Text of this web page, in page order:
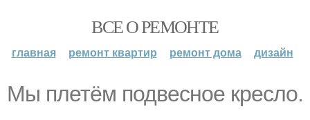
ВСЕ О РЕМОНТЕ
главная ремонт квартир ремонт дома дизайн
Мы плетём подвесное кресло.